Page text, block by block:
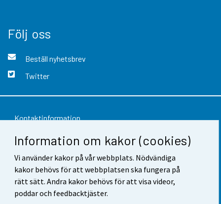
Information om kakor (cookies)
Vi använder kakor på vår webbplats. Nödvändiga
kakor behövs för att webbplatsen ska fungera på
rätt sätt. Andra kakor behövs för att visa videor,
poddar och feedbacktjäster.
Följ oss
Beställ nyhetsbrev
Twitter
Kontaktinformation
Respons
Användarvillkor
Dataskydd
Tillgänglighet